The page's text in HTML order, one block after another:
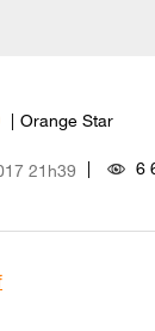
Orange Star
21h39 6